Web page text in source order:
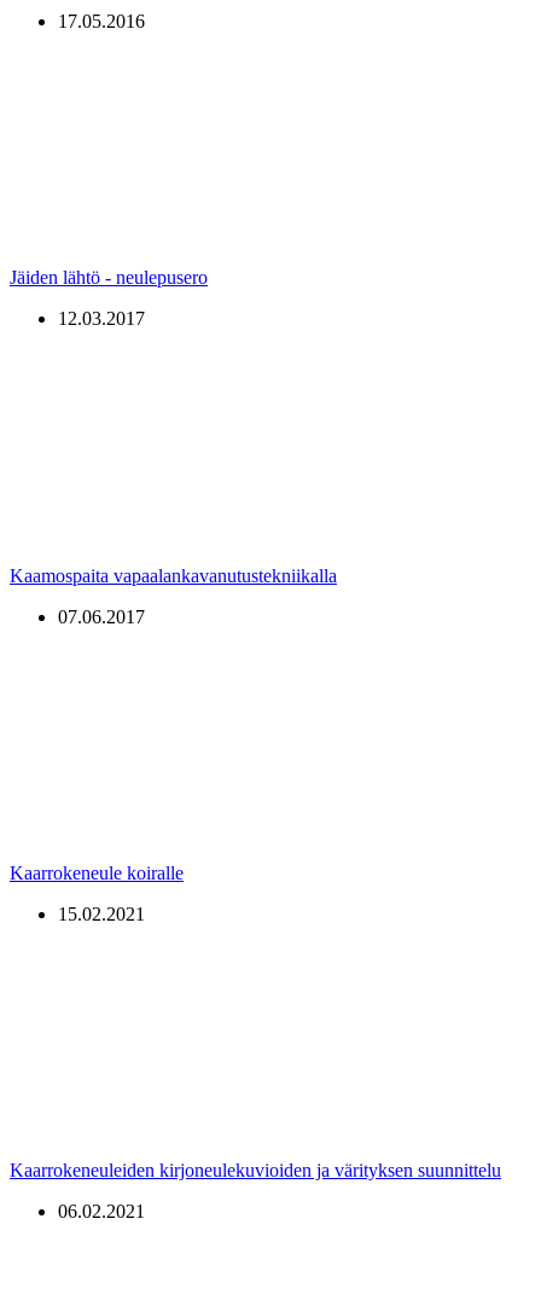
17.05.2016
Jäiden lähtö - neulepusero
12.03.2017
Kaamospaita vapaalankavanutustekniikalla
07.06.2017
Kaarrokeneule koiralle
15.02.2021
Kaarrokeneuleiden kirjoneulekuvioiden ja värityksen suunnittelu
06.02.2021